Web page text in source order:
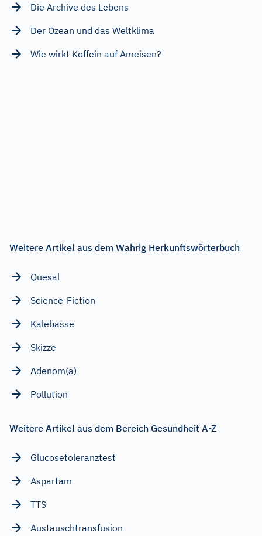
Die Archive des Lebens
Der Ozean und das Weltklima
Wie wirkt Koffein auf Ameisen?
Weitere Artikel aus dem Wahrig Herkunftswörterbuch
Quesal
Science-Fiction
Kalebasse
Skizze
Adenom(a)
Pollution
Weitere Artikel aus dem Bereich Gesundheit A-Z
Glucosetoleranztest
Aspartam
TTS
Austauschtransfusion